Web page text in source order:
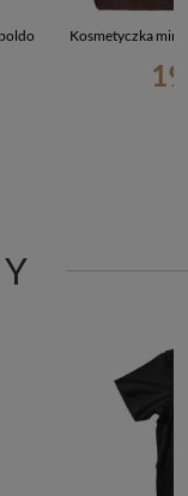
Kosmetyczka